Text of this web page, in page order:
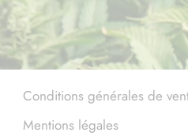
Conditions générales de
Mentions légales